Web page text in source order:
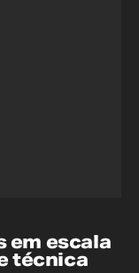
em escala
técnica